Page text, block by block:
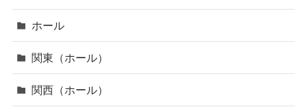
ホール
関東（ホール）
関西（ホール）